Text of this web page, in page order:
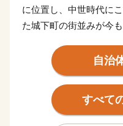
に位置し、中世時代に
た城下町の街並みが今
市域の南部は関東平野
域であり、米穀はもと
して，白菜・レタス・
野菜等多くの農産物が
自治
すべて